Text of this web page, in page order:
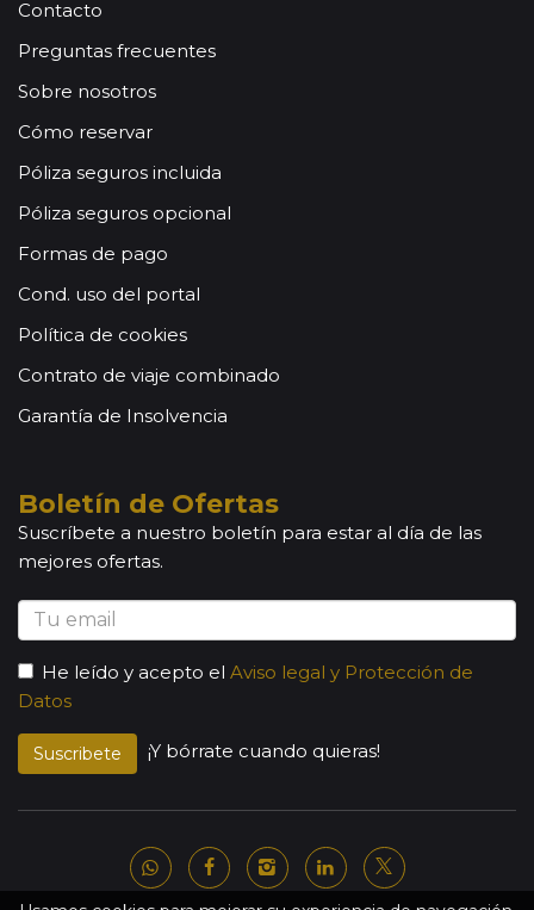
Contacto
Preguntas frecuentes
Sobre nosotros
Cómo reservar
Póliza seguros incluida
Póliza seguros opcional
Formas de pago
Cond. uso del portal
Política de cookies
Contrato de viaje combinado
Garantía de Insolvencia
Boletín de Ofertas
Suscríbete a nuestro boletín para estar al día de las
mejores ofertas.
He leído y acepto el Aviso legal y Protección de
Datos
Suscribete ¡Y bórrate cuando quieras!